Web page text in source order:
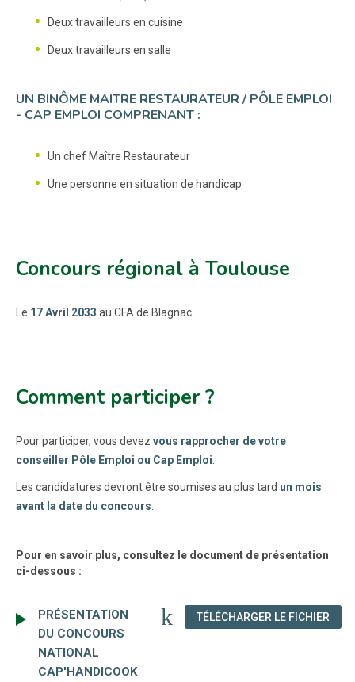
Deux travailleurs en cuisine
Deux travailleurs en salle
UN BINÔME MAITRE RESTAURATEUR / PÔLE EMPLOI
- CAP EMPLOI COMPRENANT :
Un chef Maître Restaurateur
Une personne en situation de handicap
Concours régional à Toulouse
Le 17 Avril 2033 au CFA de Blagnac.
Comment participer ?
Pour participer, vous devez vous rapprocher de votre
conseiller Pôle Emploi ou Cap Emploi
Les candidatures devront être soumises au plus tard un mois
avant la date du concours
Pour en savoir plus, consultez le document de présentation
ci-dessous :
PRÉSENTATION
DU CONCOURS
NATIONAL
CAP'HANDICOOK
TÉLÉCHARGER LE FICHIER